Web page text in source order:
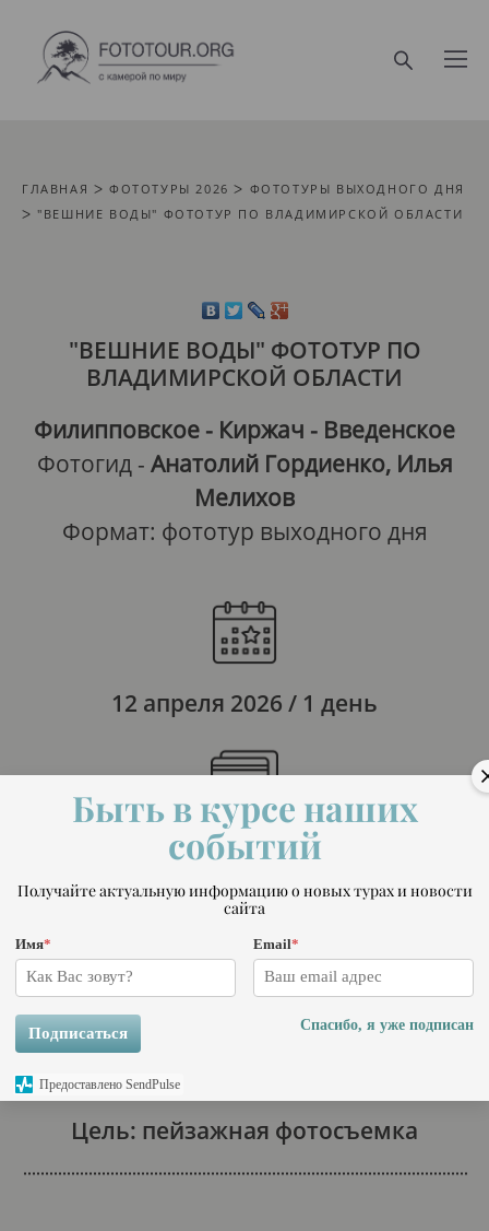
ГЛАВНАЯ ᐳ ФОТОТУРЫ 2026 ᐳ ФОТОТУРЫ ВЫХОДНОГО ДНЯ
ᐳ "ВЕШНИЕ ВОДЫ" ФОТОТУР ПО ВЛАДИМИРСКОЙ ОБЛАСТИ
"ВЕШНИЕ ВОДЫ" ФОТОТУР ПО
ВЛАДИМИРСКОЙ ОБЛАСТИ
Филипповское - Киржач - Введенское
Фотогид - Анатолий Гордиенко, Илья
Мелихов
Формат: фототур выходного дня
12 апреля 2026 / 1 день
5 000 ₽
Группа 3-6 человек
Цель: пейзажная фотосъемка
Быть в курсе наших
событий
Получайте актуальную информацию о новых турах и новости
сайта
Имя* Email*
Подписаться Спасибо, я уже подписан
Предоставлено SendPulse